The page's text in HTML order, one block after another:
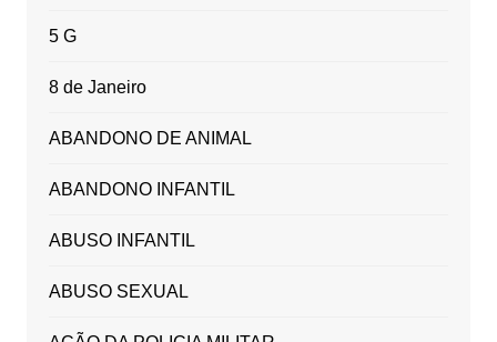
5 G
8 de Janeiro
ABANDONO DE ANIMAL
ABANDONO INFANTIL
ABUSO INFANTIL
ABUSO SEXUAL